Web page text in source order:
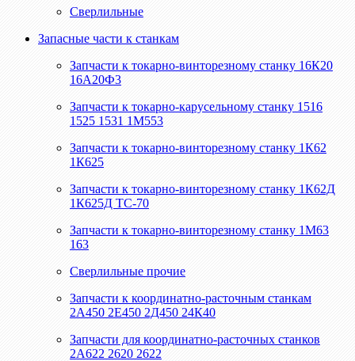
Сверлильные
Запасные части к станкам
Запчасти к токарно-винторезному станку 16К20
16А20Ф3
Запчасти к токарно-карусельному станку 1516
1525 1531 1М553
Запчасти к токарно-винторезному станку 1К62
1К625
Запчасти к токарно-винторезному станку 1К62Д
1К625Д ТС-70
Запчасти к токарно-винторезному станку 1М63
163
Сверлильные прочие
Запчасти к координатно-расточным станкам
2А450 2Е450 2Д450 24К40
Запчасти для координатно-расточных станков
2А622 2620 2622